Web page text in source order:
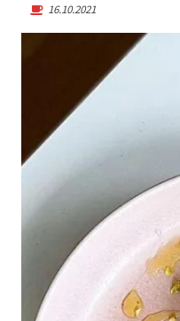
16.10.2021